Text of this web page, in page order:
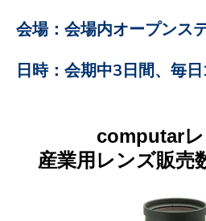
会場： 会場内オープンス
日時：会期中3日間、毎
computar
産業用レンズ販売